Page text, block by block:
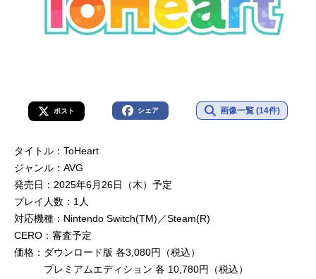
ポスト シェア 画像一覧 (14件)
タイトル：ToHeart
ジャンル：AVG
発売日：2025年6月26日（木）予定
プレイ人数：1人
対応機種：Nintendo Switch(TM)／Steam(R)
CERO：審査予定
価格：ダウンロード版 各3,080円（税込）
プレミアムエディション 各 10,780円（税込）